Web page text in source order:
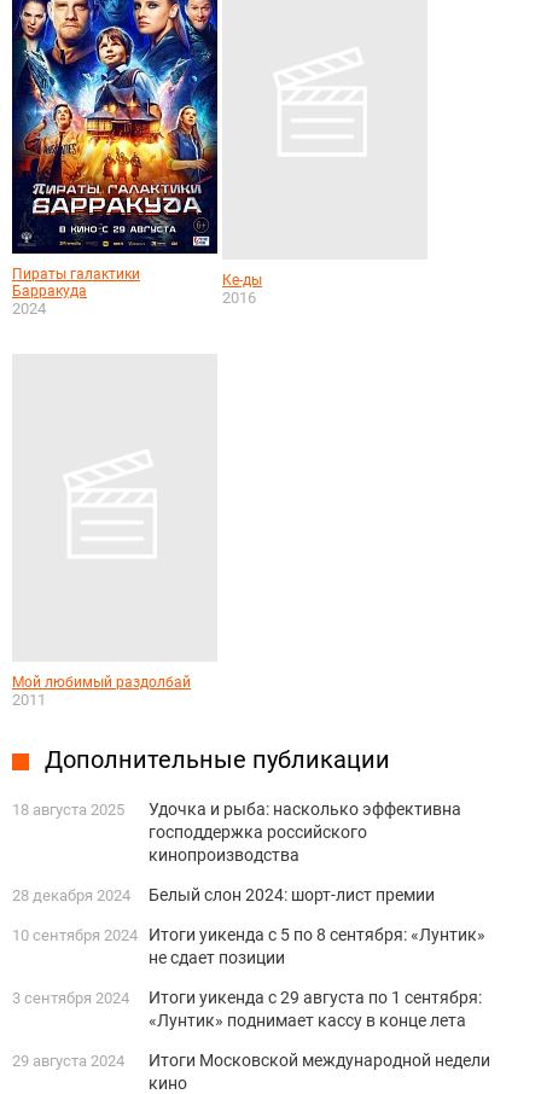
Пираты галактики
Барракуда
2024
Ке-ды
2016
Мой любимый раздолбай
2011
Дополнительные публикации
18 августа 2025
Удочка и рыба: насколько эффективна
господдержка российского
кинопроизводства
28 декабря 2024 Белый слон 2024: шорт-лист премии
10 сентября 2024
Итоги уикенда с 5 по 8 сентября: «Лунтик»
не сдает позиции
3 сентября 2024
Итоги уикенда с 29 августа по 1 сентября:
«Лунтик» поднимает кассу в конце лета
29 августа 2024
Итоги Московской международной недели
кино